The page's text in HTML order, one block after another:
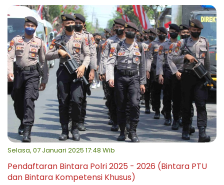
Selasa, 07 Januari 2025 17:48 Wib
Pendaftaran Bintara Polri 2025 - 2026 (Bintara PTU
dan Bintara Kompetensi Khusus)